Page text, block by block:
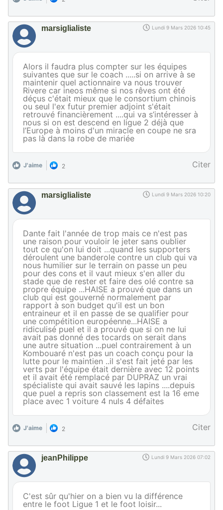
marsiglialiste Lundi 9 Mars 2026 10:45
Alors il faudra plus compter sur les équipes
suivantes que sur le coach .....si on arrive à se
maintenir quel actionnaire va nous trouver
Rivere car ineos même si nos rêves ont été
déçus c'était mieux que le consortium chinois
ou seul l'ex futur premier adjoint s'était
retrouvé financièrement ....qui va s’intéresser à
nous si on est descend en ligue 2 déjà que
l’Europe à moins d'un miracle en coupe ne sra
pas là dans la robe de mariée
J'aime 2 Citer
marsiglialiste Lundi 9 Mars 2026 10:20
Dante fait l'année de trop mais ce n'est pas
une raison pour vouloir le jeter sans oublier
tout ce qu'on lui doit ...quand les supporters
déroulent une banderole contre un club qui va
nous humilier sur le terrain on passe un peu
pour des cons et il vaut mieux s'en aller du
stade que de rester et faire des olé contre sa
propre équipe ...HAISE a prouvé que dans un
club qui est gouverné normalement par
rapport à son budget qu'il est un bon
entraineur et il en passe de se qualifier pour
une compétition européenne...HAISE a
ridiculisé puel et il a prouvé que si on ne lui
avait pas donné des tocards on serait dans
une autre situation ...puel contrairement à un
Kombouaré n'est pas un coach conçu pour la
lutte pour le maintien ..il s'est fait jeté par les
verts par l'équipe était dernière avec 12 points
et il avait été remplacé par DUPRAZ un vrai
spécialiste qui avait sauvé les lapins ....depuis
que puel a repris son classement est la 16 eme
place avec 1 voiture 4 nuls 4 défaites
J'aime 2 Citer
jeanPhilippe Lundi 9 Mars 2026 07:02
C'est sûr qu'hier on a bien vu la différence
entre le foot Ligue 1 et le foot loisir...